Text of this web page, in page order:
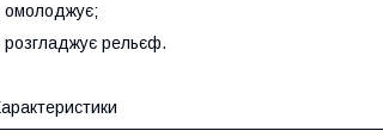
омолоджує;
розгладжує рельєф.